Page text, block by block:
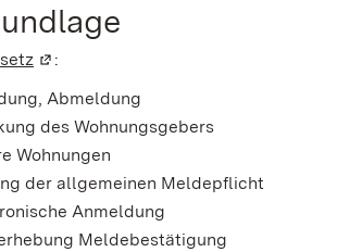
(Wird in einem neuen Fenster
:
Abmeldung
des Wohnungsgebers
Wohnungen
der allgemeinen Meldepflicht
Anmeldung
Meldebestätigung